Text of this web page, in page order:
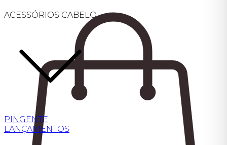
ACESSÓRIOS CABELO
PINGENTE
LANÇAMENTOS